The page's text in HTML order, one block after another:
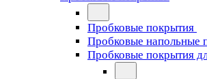
Пробковые покрытия
Пробковые напольные
Пробковые покрытия